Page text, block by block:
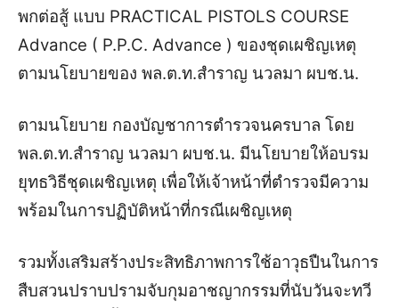
พกต่อสู้ แบบ PRACTICAL PISTOLS COURSE
Advance ( P.P.C. Advance ) ของชุดเผชิญเหตุ
ตามนโยบายของ พล.ต.ท.สำราญ นวลมา ผบช.น.
ตามนโยบาย กองบัญชาการตำรวจนครบาล โดย
พล.ต.ท.สำราญ นวลมา ผบช.น. มีนโยบายให้อบรม
ยุทธวิธีชุดเผชิญเหตุ เพื่อให้เจ้าหน้าที่ตำรวจมีความ
พร้อมในการปฏิบัติหน้าที่กรณีเผชิญเหตุ
รวมทั้งเสริมสร้างประสิทธิภาพการใช้อาวุธปืนในการ
สืบสวนปราบปรามจับกุมอาชญากรรมที่นับวันจะทวี